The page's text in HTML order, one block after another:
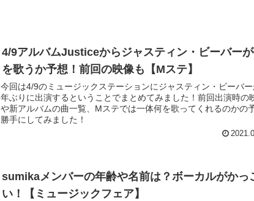
4/9アルバムJusticeからジャスティン・ビーバー
を歌うか予想！前回の映像も【Mステ】
今回は4/9のミュージックステーションにジャスティン・ビーバー
年ぶりに出演するということでまとめてみました！前回出演時の
や新アルバムの曲一覧、Mステでは一体何を歌ってくれるのかの
勝手にしてみました！
sumikaメンバーの年齢や名前は？ボーカルがかっ
い！【ミュージックフェア】